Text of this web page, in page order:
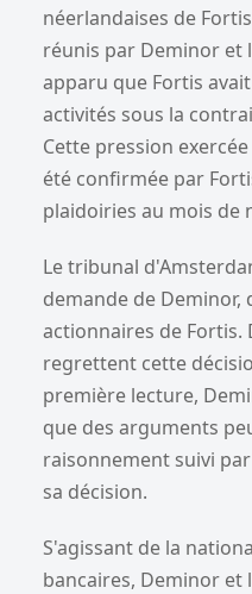
néerlandaises de
réunis par Deminor et
apparu que Fortis
activités sous la
Cette pression
été confirmée par
plaidoiries au mois de
Le tribunal
demande de Deminor,
actionnaires de Fortis.
regrettent cette
première lecture,
que des arguments
raisonnement suivi
sa décision.
S'agissant de la
bancaires, Deminor et